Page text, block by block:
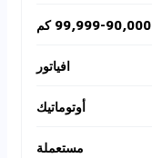
99,999-90,000 كم
افياتور
أوتوماتيك
مستعملة